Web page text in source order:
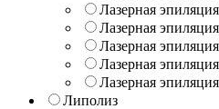
Лазерная
Лазерная
Лазерная
Лазерная
Лазерная
Липолиз